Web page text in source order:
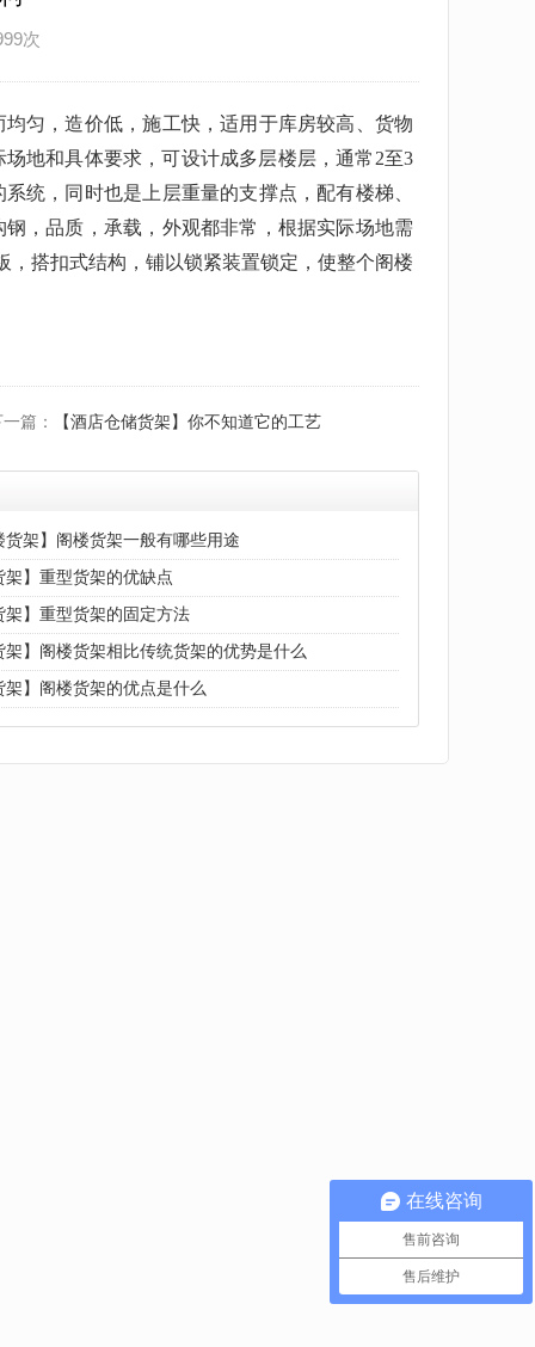
次
匀，造价低，施工快，适用于库房较高、货物
地和具体要求，可设计成多层楼层，通常2至3
统，同时也是上层重量的支撑点，配有楼梯、
，品质，承载，外观都非常，根据实际场地需
搭扣式结构，铺以锁紧装置锁定，使整个阁楼
篇： 【酒店仓储货架】你不知道它的工艺
货架】阁楼货架一般有哪些用途
架】重型货架的优缺点
架】重型货架的固定方法
架】阁楼货架相比传统货架的优势是什么
架】阁楼货架的优点是什么
在线咨询
售前咨询
售后维护